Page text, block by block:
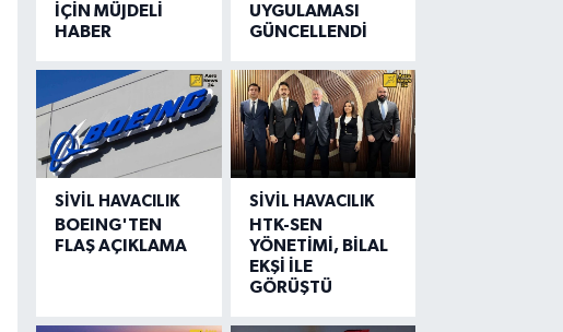
İÇİN MÜJDELİ
HABER
UYGULAMASI
GÜNCELLENDİ
SIVIL HAVACILIK
BOEING'TEN
FLAŞ AÇIKLAMA
SIVIL HAVACILIK
HTK-SEN
YÖNETİMİ, BİLAL
EKŞİ İLE
GÖRÜŞTÜ